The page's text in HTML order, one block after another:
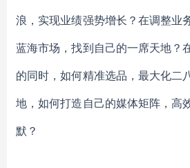
浪，实现业绩强势增长？在调整业
蓝海市场，找到自己的一席天地？
的同时，如何精准选品，最大化二
地，如何打造自己的媒体矩阵，高
默？